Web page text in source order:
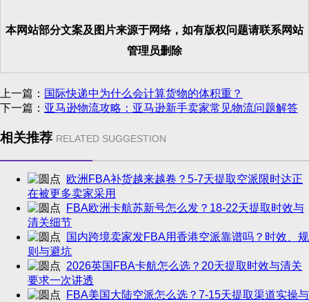
本网站部分文案及图片来源于网络，如有版权问题请联系网站
管理员删除
上一篇： 国际快递中为什么会计算货物的体积重？
下一篇： 亚马逊物流攻略：亚马逊新手卖家常见物流问题解答
相关推荐 RELATED SUGGESTION
欧洲FBA补货越来越卷？5-7天提取空派限时达正
在被更多卖家采用
FBA欧洲卡航苏新号怎么发？18-22天提取时效与
清关细节
国内跨境卖家发FBA用香港空派靠谱吗？时效、规
则与避坑
2026英国FBA卡航怎么选？20天提取时效与清关
要求一次讲透
FBA美国大陆空派怎么选？7-15天提取渠道实操与